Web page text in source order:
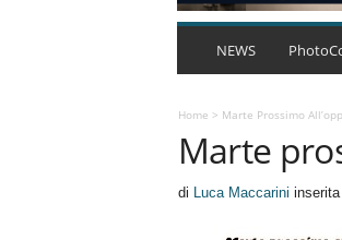
NEWS
Home > Marte Prossimo
Marte
di Luca Maccarini inserita